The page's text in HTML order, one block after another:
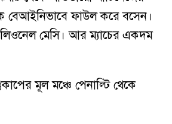
বেআইনিভাবে ফাউল করে বসেন।
লিওনেল মেসি। আর ম্যাচের একদম
মূল মঞ্চে পেনাল্টি থেকে